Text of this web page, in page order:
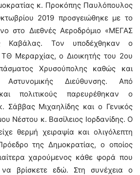
κ. Προκόπης Παυλόπουλος
2019 προσγειώθηκε με το
στο Διεθνές Αεροδρόμιο «ΜΕΓΑΣ
Καβάλας. Τον υποδέχθηκαν ο
ΤΘ Μεραρχίας, ο Διοικητής του 2ου
Χρυσούπολης καθώς και
Διεύθυνσης. Από
και πολιτικούς παρευρέθηκαν ο
Σάββας Μιχαηλίδης και ο Γενικός
Νέστου κ. Βασίλειος Ιορδανίδης. Ο
θερμή χειραψία και ολιγόλεπτη
της Δημοκρατίας, ο οποίος
χαρούμενος κάθε φορά που
να βρίσκετε εδώ. Στη συνέχεια ο